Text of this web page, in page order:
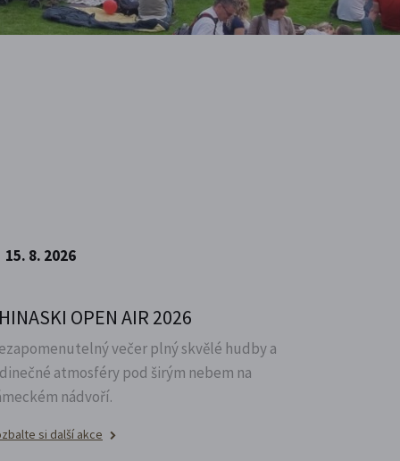
15. 8. 2026
OPEN AIR 2026
večer plný skvělé hudby a
atmosféry pod širým nebem na
nádvoří.
si další akce